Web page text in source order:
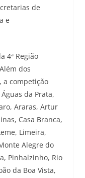
de
e
4ª Região
dos
a competição
da Prata,
Araras, Artur
Casa Branca,
Limeira,
Alegre do
Pinhalzinho, Rio
da Boa Vista,